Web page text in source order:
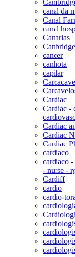
canal da
Canal
canal
Canarias
cancer
canhota
capilar
Cardiac
Cardiac -
Cardiac
Cardiac
Cardiac
cardiaco
cardiaco
- nurse -
Cardiff
cardio
cardio-